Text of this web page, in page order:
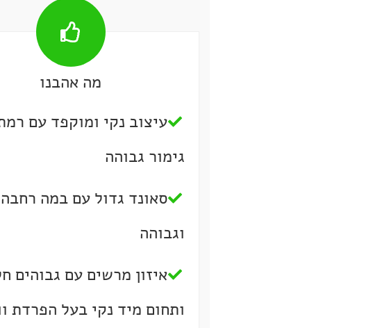
מה אהבנו
עיצוב נקי ומוקפד עם
גימור גבוהה
סאונד גדול עם במה רחבה
וגבוהה
איזון מרשים עם גבוהים
ותחום מיד נקי בעל הפרדת